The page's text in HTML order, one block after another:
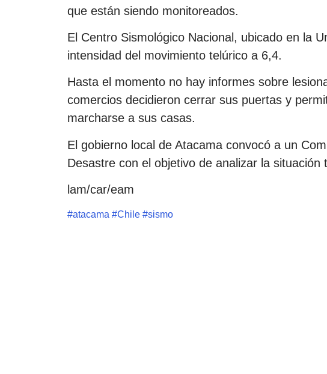
que están siendo monitoreados.
El Centro Sismológico Nacional, ubicado en la
intensidad del movimiento telúrico a 6,4.
Hasta el momento no hay informes sobre
comercios decidieron cerrar sus puertas y
marcharse a sus casas.
El gobierno local de Atacama convocó a un
Desastre con el objetivo de analizar la situación
lam/car/eam
#atacama #Chile #sismo